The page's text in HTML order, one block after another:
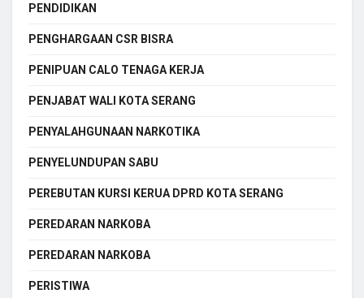
PENDIDIKAN
PENGHARGAAN CSR BISRA
PENIPUAN CALO TENAGA KERJA
PENJABAT WALI KOTA SERANG
PENYALAHGUNAAN NARKOTIKA
PENYELUNDUPAN SABU
PEREBUTAN KURSI KERUA DPRD KOTA SERANG
PEREDARAN NARKOBA
PEREDARAN NARKOBA
PERISTIWA